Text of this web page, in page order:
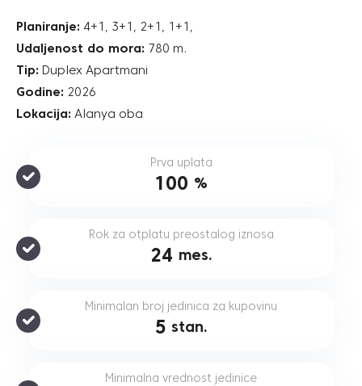
Planiranje: 4+1, 3+1, 2+1, 1+1,
Udaljenost do mora: 780 m.
Tip: Duplex Apartmani
Godine: 2026
Lokacija: Alanya oba
Prva uplata
100 %
Rok za otplatu preostalog iznosa
24 mes.
Minimalan broj jedinica za kupovinu
5 stan.
Minimalna vrednost jedinice